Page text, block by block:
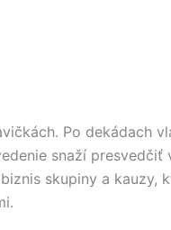
Po dekádach
snaží
skupiny a kauzy,